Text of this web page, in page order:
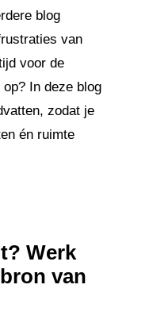
blog
van
voor de
In deze blog
zodat je
én ruimte
Werk
van